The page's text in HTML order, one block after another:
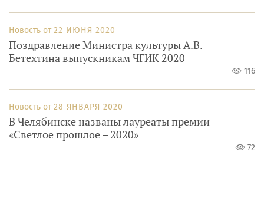
Новость от 22 ИЮНЯ 2020
Поздравление Министра культуры А.В.
Бетехтина выпускникам ЧГИК 2020
116
Новость от 28 ЯНВАРЯ 2020
В Челябинске названы лауреаты премии
«Светлое прошлое – 2020»
72